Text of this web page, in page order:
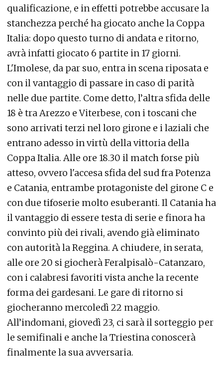
qualificazione, e in effetti potrebbe accusare la
stanchezza perché ha giocato anche la Coppa
Italia: dopo questo turno di andata e ritorno,
avrà infatti giocato 6 partite in 17 giorni.
L'Imolese, da par suo, entra in scena riposata e
con il vantaggio di passare in caso di parità
nelle due partite. Come detto, l’altra sfida delle
18 è tra Arezzo e Viterbese, con i toscani che
sono arrivati terzi nel loro girone e i laziali che
entrano adesso in virtù della vittoria della
Coppa Italia. Alle ore 18.30 il match forse più
atteso, ovvero l'accesa sfida del sud fra Potenza
e Catania, entrambe protagoniste del girone C e
con due tifoserie molto esuberanti. Il Catania ha
il vantaggio di essere testa di serie e finora ha
convinto più dei rivali, avendo già eliminato
con autorità la Reggina. A chiudere, in serata,
alle ore 20 si giocherà Feralpisalò-Catanzaro,
con i calabresi favoriti vista anche la recente
forma dei gardesani. Le gare di ritorno si
giocheranno mercoledì 22 maggio.
All’indomani, giovedì 23, ci sarà il sorteggio per
le semifinali e anche la Triestina conoscerà
finalmente la sua avversaria.